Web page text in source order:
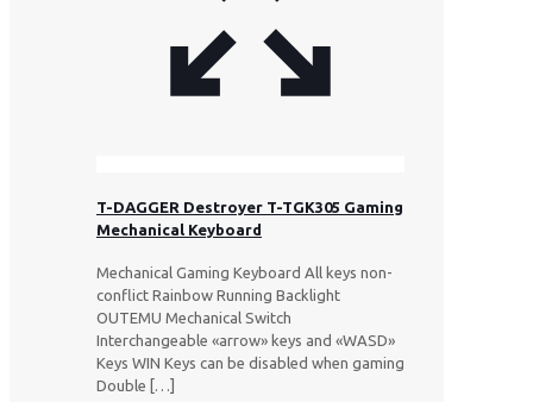
T-DAGGER Destroyer T-TGK305 Gaming
Mechanical Keyboard
Mechanical Gaming Keyboard All keys non-
conflict Rainbow Running Backlight
OUTEMU Mechanical Switch
Interchangeable «arrow» keys and «WASD»
Keys WIN Keys can be disabled when gaming
Double […]